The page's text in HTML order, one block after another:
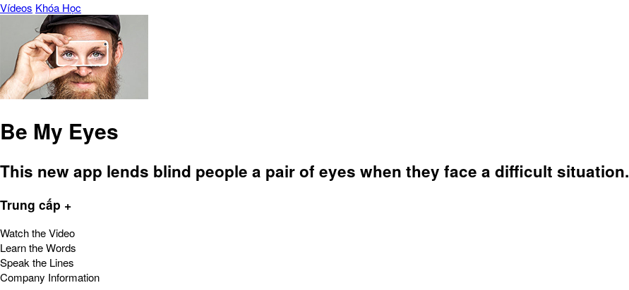
Vídeos Khóa Học
Be My Eyes
This new app lends blind people a pair of eyes when they face a difficult situation.
Trung cấp +
Watch the Video
Learn the Words
Speak the Lines
Company Information